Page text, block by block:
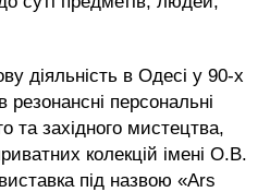
діяльність в Одесі у 90-х
резонансні персональні
та західного мистецтва,
колекцій імені О.В.
під назвою «Ars